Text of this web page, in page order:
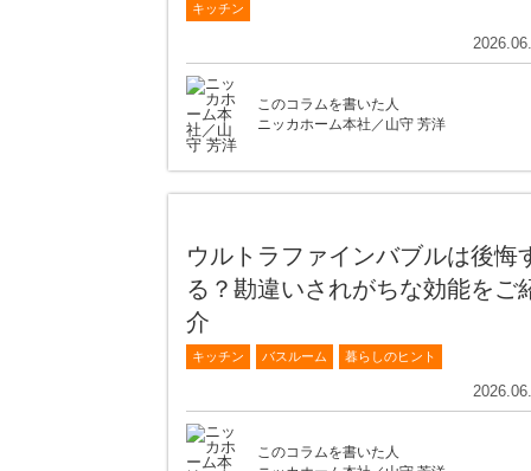
キッチン
このコラムを書いた人
ニッカホーム本社／山守 芳洋
ウルトラファインバブルは後悔
る？勘違いされがちな効能をご
介
キッチン バスルーム 暮らしのヒント
このコラムを書いた人